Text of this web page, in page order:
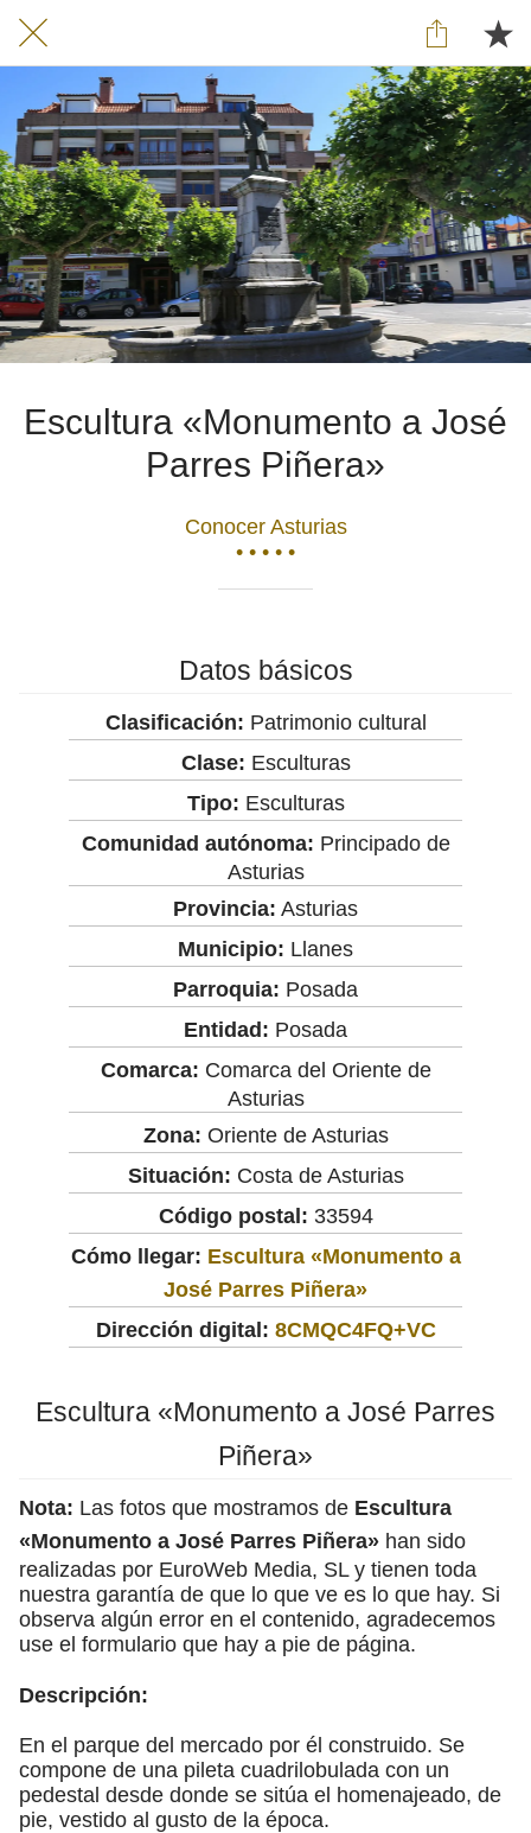
Escultura «Monumento a José
Parres Piñera»
Conocer Asturias
• • • • •
Datos básicos
Clasificación: Patrimonio cultural
Clase: Esculturas
Tipo: Esculturas
Comunidad autónoma: Principado de
Asturias
Provincia: Asturias
Municipio: Llanes
Parroquia: Posada
Entidad: Posada
Comarca: Comarca del Oriente de
Asturias
Zona: Oriente de Asturias
Situación: Costa de Asturias
Código postal: 33594
Cómo llegar: Escultura «Monumento a
José Parres Piñera»
Dirección digital: 8CMQC4FQ+VC
Escultura «Monumento a José Parres
Piñera»
Nota: Las fotos que mostramos de Escultura
«Monumento a José Parres Piñera» han sido
realizadas por EuroWeb Media, SL y tienen toda
nuestra garantía de que lo que ve es lo que hay. Si
observa algún error en el contenido, agradecemos
use el formulario que hay a pie de página.
Descripción:
En el parque del mercado por él construido. Se
compone de una pileta cuadrilobulada con un
pedestal desde donde se sitúa el homenajeado, de
pie, vestido al gusto de la época.